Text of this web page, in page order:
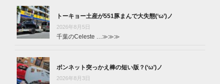
トーキョー土産が551豚まんで大失態(‘ω’)ノ
2026年8月5日
千葉のCeleste … ≫≫≫
ボンネット突っかえ棒の短い版？(‘ω’)ノ
2026年8月3日